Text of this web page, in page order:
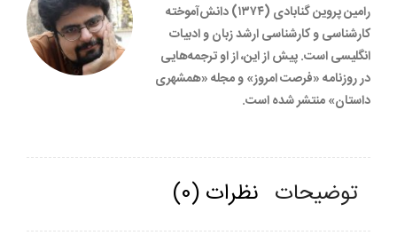
رامین پروین گنابادی (۱۳۷۴) دانش‌آموخته
کارشناسی و کارشناسی ارشد زبان و ادبیات
انگلیسی است. پیش از این، از او ترجمه‌هایی
در روزنامه «فرصت امروز» و مجله «همشهری
داستان» منتشر شده است.
توضیحات نظرات (0)